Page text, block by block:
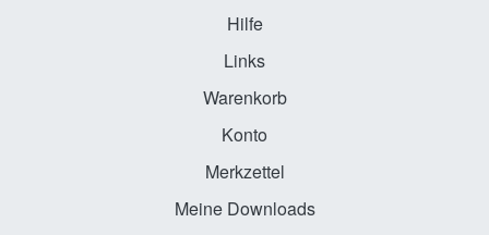
Hilfe
Links
Warenkorb
Konto
Merkzettel
Meine Downloads